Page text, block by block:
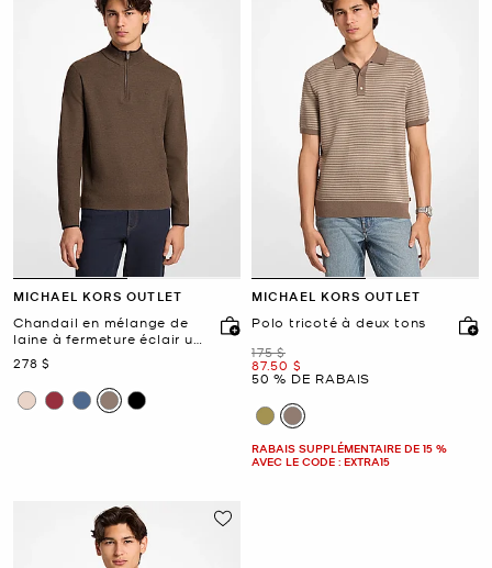
MICHAEL KORS OUTLET
Chandail en mélange de
laine à fermeture éclair un
quart
maintenant
278 $
MICHAEL KORS OUTLET
Polo tricoté à deux tons
était
175 $
maintenant
87.50 $
50 % DE RABAIS
RABAIS SUPPLÉMENTAIRE DE 15 %
AVEC LE CODE : EXTRA15